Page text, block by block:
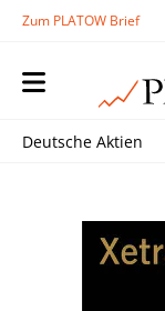
Zum PLATOW Brief
Deutsche Aktien